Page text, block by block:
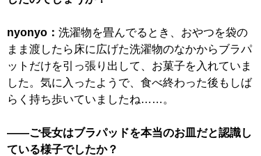
nyonyo： 洗濯物を畳んでるとき、おやつを袋の
まま渡したら床に広げた洗濯物のなかからブラパ
ットだけを引っ張り出して、お菓子を入れていま
した。気に入ったようで、食べ終わった後もしば
らく持ち歩いていましたね……。
――ご長女はブラパッドを本当のお皿だと認識し
ている様子でしたか？